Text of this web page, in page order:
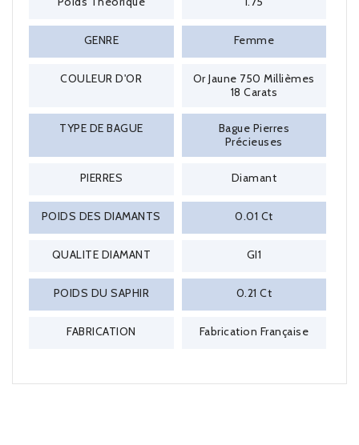
GENRE Femme
COULEUR D'OR
Or Jaune 750 Millièmes
18 Carats
TYPE DE BAGUE
Bague Pierres
Précieuses
PIERRES Diamant
POIDS DES DIAMANTS 0.01 Ct
QUALITE DIAMANT GI1
POIDS DU SAPHIR 0.21 Ct
FABRICATION Fabrication Française